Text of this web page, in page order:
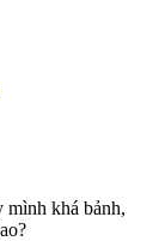
mình khá bảnh,